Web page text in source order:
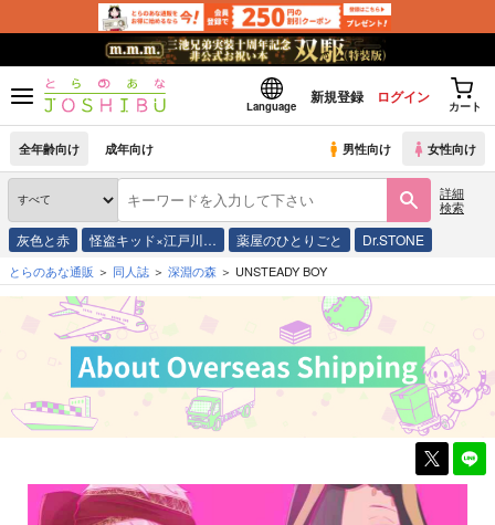
Language
新規登録 ログイン
カート
全年齢向け 成年向け 男性向け 女性向け
詳細
検索
灰色と赤 怪盗キッド×江戸川… 薬屋のひとりごと Dr.STONE
とらのあな通販 同人誌 深淵の森 UNSTEADY BOY